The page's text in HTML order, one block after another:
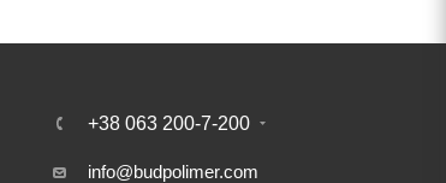
+38 063 200-7-200
info@budpolimer.com